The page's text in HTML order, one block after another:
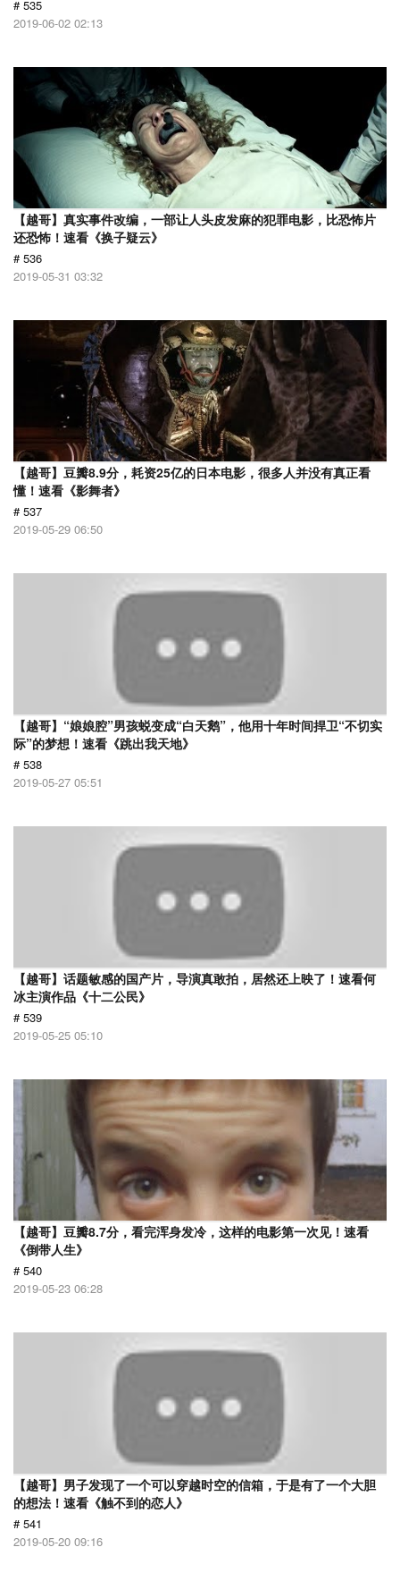
# 535
2019-06-02 02:13
【越哥】真实事件改编，一部让人头皮发麻的犯罪电影，比恐怖片
还恐怖！速看《换子疑云》
# 536
2019-05-31 03:32
【越哥】豆瓣8.9分，耗资25亿的日本电影，很多人并没有真正看
懂！速看《影舞者》
# 537
2019-05-29 06:50
【越哥】“娘娘腔”男孩蜕变成“白天鹅”，他用十年时间捍卫“不切实
际”的梦想！速看《跳出我天地》
# 538
2019-05-27 05:51
【越哥】话题敏感的国产片，导演真敢拍，居然还上映了！速看何
冰主演作品《十二公民》
# 539
2019-05-25 05:10
【越哥】豆瓣8.7分，看完浑身发冷，这样的电影第一次见！速看
《倒带人生》
# 540
2019-05-23 06:28
【越哥】男子发现了一个可以穿越时空的信箱，于是有了一个大胆
的想法！速看《触不到的恋人》
# 541
2019-05-20 09:16